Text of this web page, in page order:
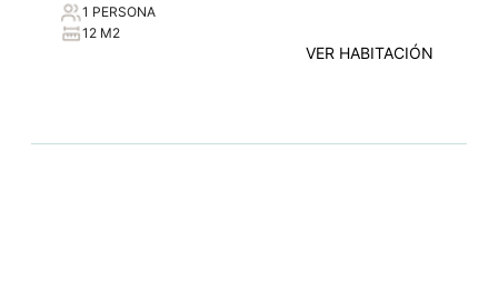
1 PERSONA
12 M2
VER HABITACIÓN